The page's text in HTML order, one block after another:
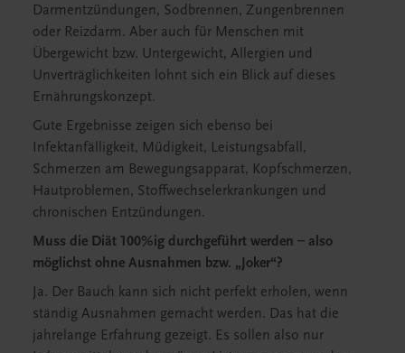
Darmentzündungen, Sodbrennen, Zungenbrennen
oder Reizdarm. Aber auch für Menschen mit
Übergewicht bzw. Untergewicht, Allergien und
Unverträglichkeiten lohnt sich ein Blick auf dieses
Ernährungskonzept.
Gute Ergebnisse zeigen sich ebenso bei
Infektanfälligkeit, Müdigkeit, Leistungsabfall,
Schmerzen am Bewegungsapparat, Kopfschmerzen,
Hautproblemen, Stoffwechselerkrankungen und
chronischen Entzündungen.
Muss die Diät 100%ig durchgeführt werden – also
möglichst ohne Ausnahmen bzw. „Joker“?
Ja. Der Bauch kann sich nicht perfekt erholen, wenn
ständig Ausnahmen gemacht werden. Das hat die
jahrelange Erfahrung gezeigt. Es sollen also nur